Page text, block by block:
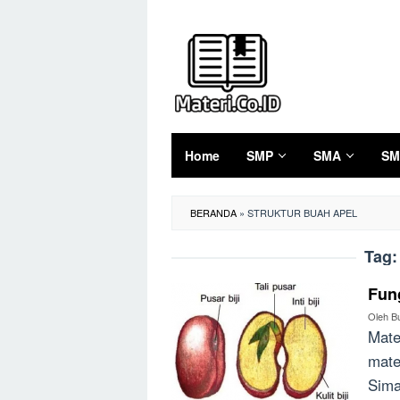
Home SMP SMA
BERANDA » STRUKTUR BUAH APEL
Oleh